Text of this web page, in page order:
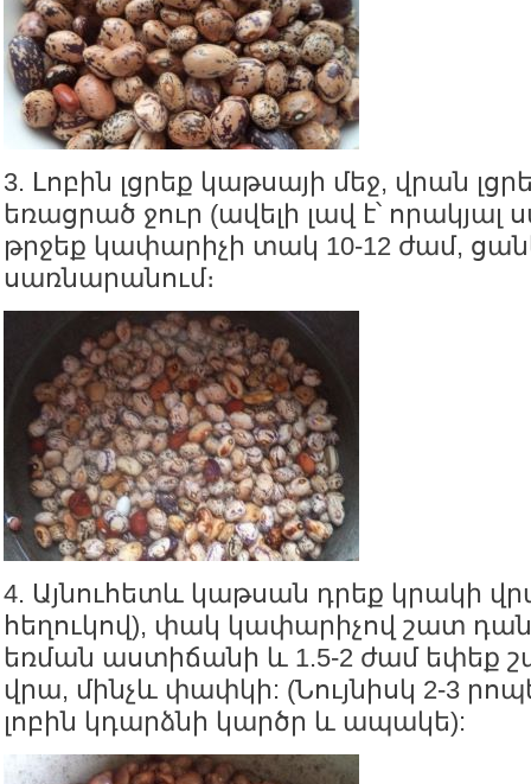
3. Լոբին լցրեք կաթսայի մեջ, վրան
եռացրած ջուր (ավելի լավ է՝ որակյալ
թրջեք կափարիչի տակ 10-12 ժամ,
սառնարանում։
4. Այնուհետև կաթսան դրեք կրակի վրա
հեղուկով), փակ կափարիչով շատ
եռման աստիճանի և 1.5-2 ժամ եփեք
վրա, մինչև փափկի: (Նույնիսկ 2-3
լոբին կդարձնի կարծր և ապակե):